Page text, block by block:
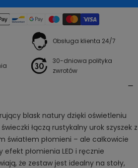
Obsługa klienta 24/7
30-dniowa polityka
zwrotów
blask natury dzięki oświetleniu
łączą rustykalny urok szyszek z
światłem płomieni – ale całkowicie
efekt płomienia LED i ręcznie
że zestaw jest idealny na stoły,